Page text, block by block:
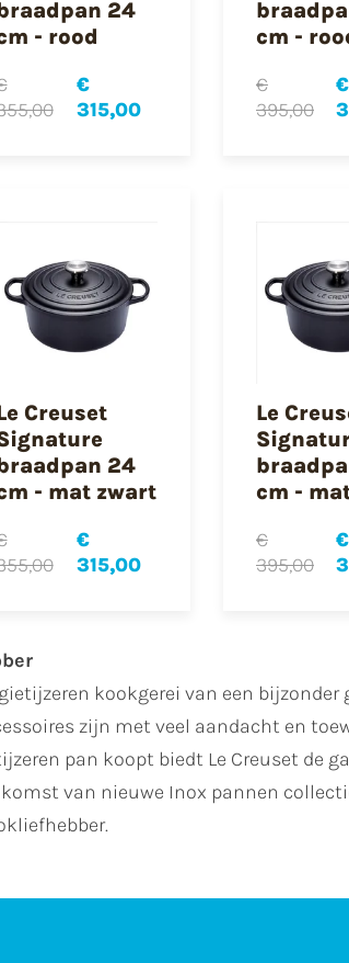
24
- rood
€
315,00
cm -
€
395,00
€
Creuset
24
- mat zwart
€
315,00
Le
cm -
€
395,00
€
kookgerei van een
zijn met veel aandacht en
pan koopt biedt Le Creuset de
van nieuwe Inox pannen